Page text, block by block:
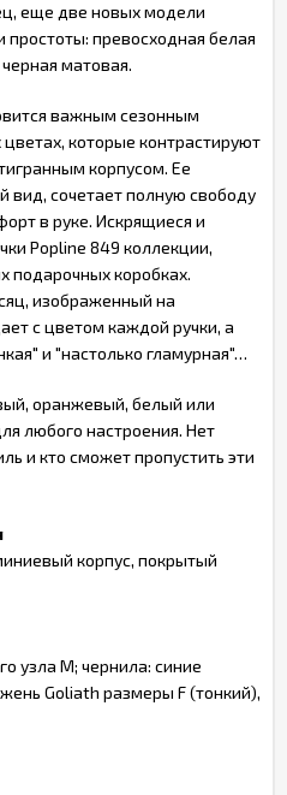
еще две новых модели
простоты: превосходная белая
матовая.
важным сезонным
которые контрастируют
корпусом. Ее
вид, сочетает полную свободу
в руке. Искрящиеся и
Popline 849 коллекции,
подарочных коробках.
изображенный на
с цветом каждой ручки, а
и "настолько гламурная"…
оранжевый, белый или
любого настроения. Нет
и кто сможет пропустить эти
корпус, покрытый
узла M; чернила: синие
Goliath размеры F (тонкий),